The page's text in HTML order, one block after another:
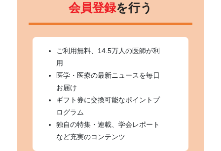
会員登録を行う
ご利用無料、14.5万人の医師が利
用
医学・医療の最新ニュースを毎日
お届け
ギフト券に交換可能なポイントプ
ログラム
独自の特集・連載、学会レポート
など充実のコンテンツ